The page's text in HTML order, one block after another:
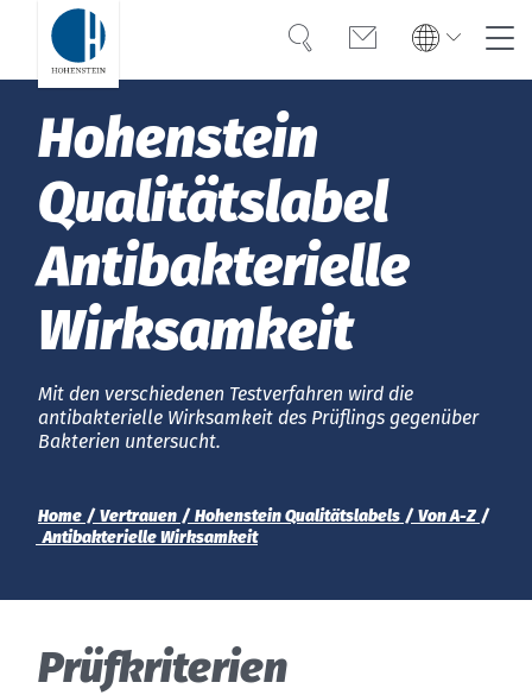
English Deutsch
Türkiye
Türkçe
Americas
English Español
Bangladesh
India
SucheKontakt
English Deutsch
Türkiye
Türkçe
Americas
English Español
Bangladesh
India
Việt Nam
Kompetenz
Vertrauen
Wissen
OEKO-TEX®
Lösungen
Über uns
Termine
Home Vertrauen Hohenstein Qualitätslabels
Von A-Z
Antibakterielle Wirksamkeit
Hohenstein
Qualitäts­label
Anti­bak­te­rielle
Wirksamkeit
Mit den verschiedenen Testverfahren wird die
antibakterielle Wirksamkeit des Prüflings gegenüber
Bakterien untersucht.
Prüfkriterien